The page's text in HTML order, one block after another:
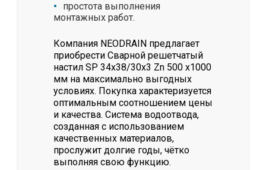
простота выполнения
монтажных работ.
Компания NEODRAIN предлагает
приобрести Сварной решетчатый
настил SР 34х38/30х3 Zn 500 х1000
мм на максимально выгодных
условиях. Покупка характеризуется
оптимальным соотношением цены
и качества. Система водоотвода,
созданная с использованием
качественных материалов,
прослужит долгие годы, чётко
выполняя свою функцию.